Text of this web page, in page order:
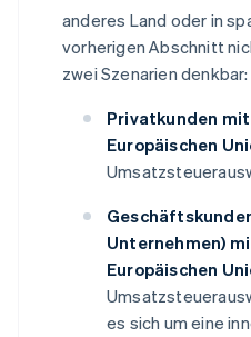
anderes Land oder in
vorherigen Abschnitt
zwei Szenarien denkbar:
Privatkunden
Europäischen
Unternehmen)
Europäischen
es sich um eine